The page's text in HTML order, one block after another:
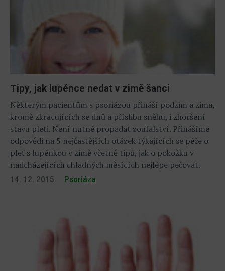
Tipy, jak lupénce nedat v zimě šanci
Některým pacientům s psoriázou přináší podzim a zima,
kromě zkracujících se dnů a příslibu sněhu, i zhoršení
stavu pleti. Není nutné propadat zoufalství. Přinášíme
odpovědi na 5 nejčastějších otázek týkajících se péče o
pleť s lupénkou v zimě včetně tipů, jak o pokožku v
nadcházejících chladných měsících nejlépe pečovat.
14. 12. 2015 Psoriáza